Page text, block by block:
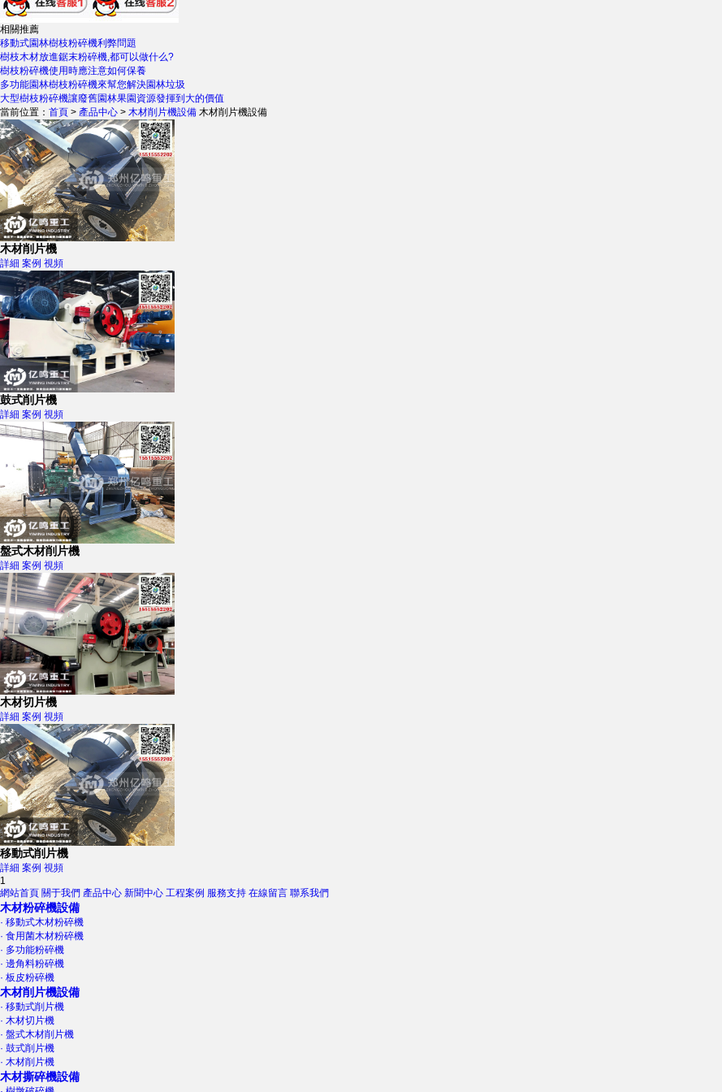
相關推薦
移動式園林樹枝粉碎機利弊問題
樹枝木材放進鋸末粉碎機,都可以做什么?
樹枝粉碎機使用時應注意如何保養
多功能園林樹枝粉碎機來幫您解決園林垃圾
大型樹枝粉碎機讓廢舊園林果園資源發揮到大的價值
當前位置： 首頁 > 產品中心 > 木材削片機設備 木材削片機設備
木材削片機
詳細 案例 視頻
鼓式削片機
詳細 案例 視頻
盤式木材削片機
詳細 案例 視頻
木材切片機
詳細 案例 視頻
移動式削片機
詳細 案例 視頻
1
網站首頁 關于我們 產品中心 新聞中心 工程案例 服務支持 在線留言 聯系我們
木材粉碎機設備
· 移動式木材粉碎機
· 食用菌木材粉碎機
· 多功能粉碎機
· 邊角料粉碎機
· 板皮粉碎機
木材削片機設備
· 移動式削片機
· 木材切片機
· 盤式木材削片機
· 鼓式削片機
· 木材削片機
木材撕碎機設備